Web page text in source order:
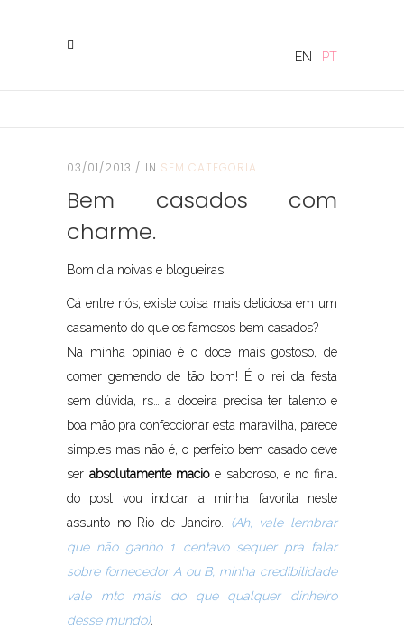
EN PT
03/01/2013 IN SEM CATEGORIA
Bem casados com
charme.
Bom dia noivas e blogueiras!
Cá entre nós, existe coisa mais deliciosa em um
casamento do que os famosos bem casados?
Na minha opinião é o doce mais gostoso, de
comer gemendo de tão bom! É o rei da festa
sem dúvida, rs… a doceira precisa ter talento e
boa mão pra confeccionar esta maravilha, parece
simples mas não é, o perfeito bem casado deve
ser absolutamente macioe saboroso, e no final
do post vou indicar a minha favorita neste
assunto no Rio de Janeiro. (Ah, vale lembrar
que não ganho 1 centavo sequer pra falar
sobre fornecedor A ou B, minha credibilidade
vale mto mais do que qualquer dinheiro
desse mundo).